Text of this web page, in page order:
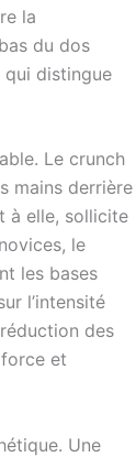
la
du dos
distingue
Le crunch
mains derrière
à elle, sollicite
le
les bases
l’intensité
des
et
Une